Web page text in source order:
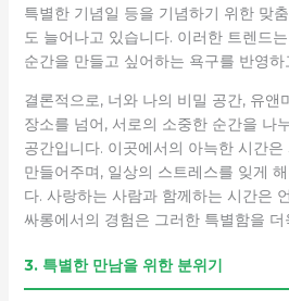
특별한 기념일 등을 기념하기 위한 맞
도 늘어나고 있습니다. 이러한 트렌드
순간을 만들고 싶어하는 욕구를 반영하
결론적으로, 너와 나의 비밀 공간, 유앤
장소를 넘어, 서로의 소중한 순간을 나
공간입니다. 이곳에서의 아늑한 시간
만들어주며, 일상의 스트레스를 잊게
다. 사랑하는 사람과 함께하는 시간은
싸롱에서의 경험은 그러한 특별함을
3. 특별한 만남을 위한 분위기